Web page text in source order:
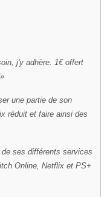
j'y adhère. 1€ offert
une partie de son
réduit et faire ainsi des
ses différents services
Online, Netflix et PS+